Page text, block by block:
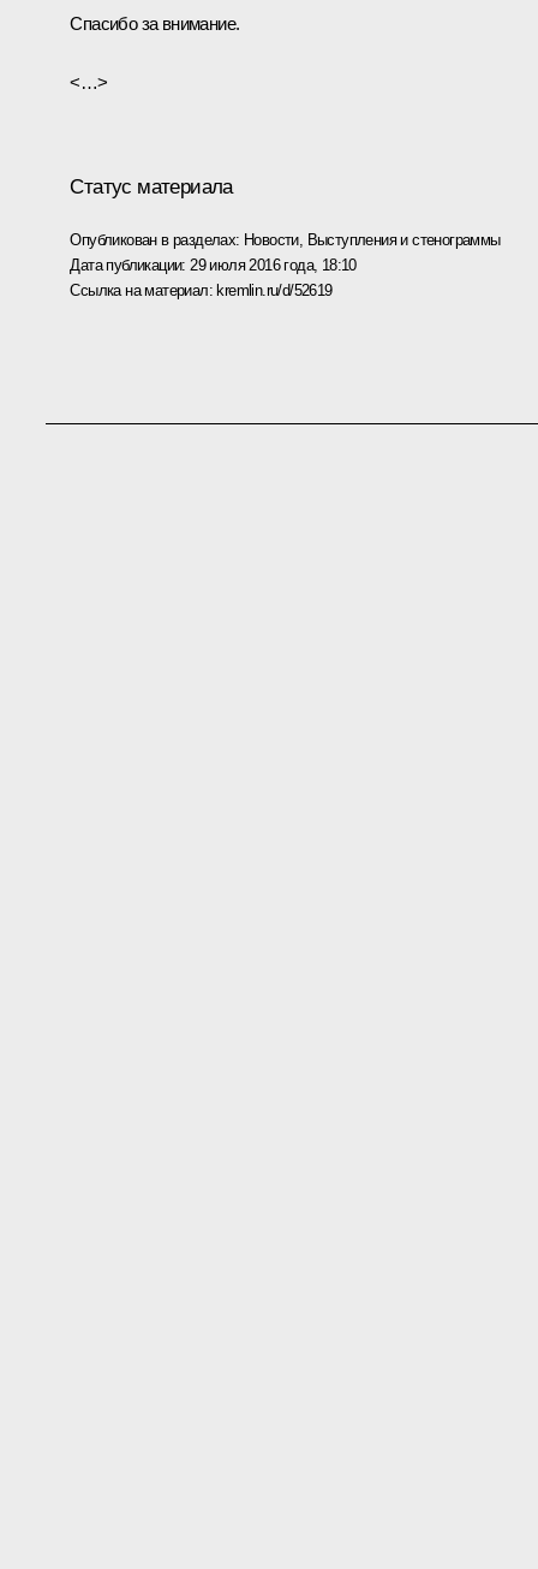
Спасибо за внимание.
<…>
Статус материала
Опубликован в разделах: Новости, Выступления и стенограммы
Дата публикации: 29 июля 2016 года, 18:10
Ссылка на материал: kremlin.ru/d/52619